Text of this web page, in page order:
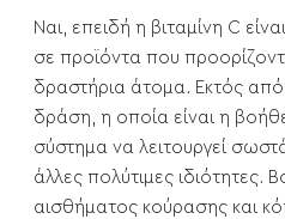
Ναι, επειδή η βιταμίνη C
σε προϊόντα που
δραστήρια άτομα. Εκτός
δράση, η οποία είναι η
σύστημα να λειτουργεί
άλλες πολύτιμες ιδιότητες.
αισθήματος κούρασης και